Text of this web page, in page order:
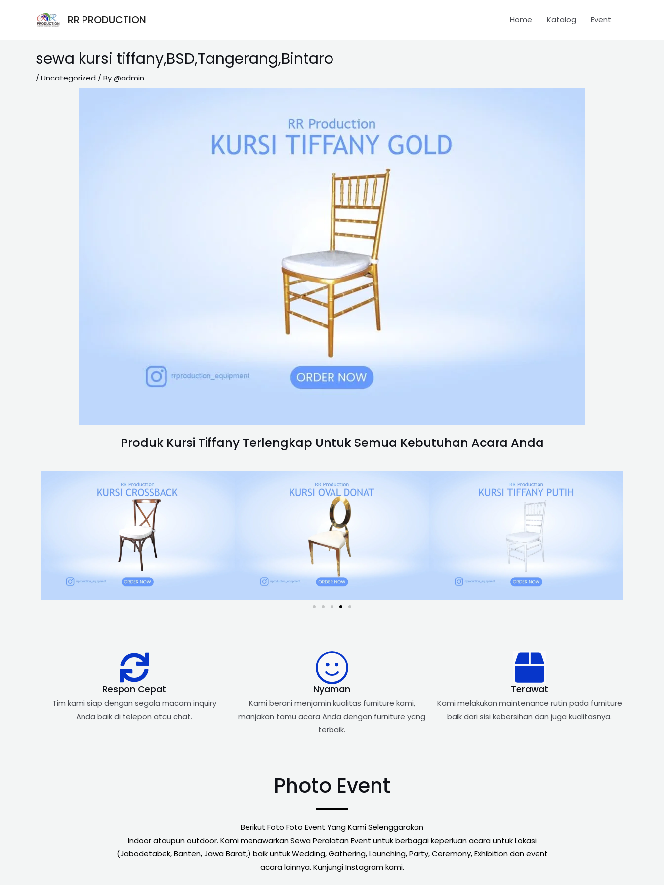
RR PRODUCTION Home Katalog Event
sewa kursi tiffany,BSD,Tangerang,Bintaro
/ Uncategorized / By@admin
Produk Kursi Tiffany Terlengkap Untuk Semua Kebutuhan Acara Anda
Respon Cepat​
Tim kami siap dengan segala macam inquiry
Anda baik di telepon atau chat.
Nyaman
Kami berani menjamin kualitas furniture kami,
manjakan tamu acara Anda dengan furniture yang
terbaik.
Terawat
Kami melakukan maintenance rutin pada furniture
baik dari sisi kebersihan dan juga kualitasnya.
Photo Event
Berikut Foto Foto Event Yang Kami Selenggarakan
Indoor ataupun outdoor. Kami menawarkan Sewa Peralatan Event untuk berbagai keperluan acara untuk Lokasi
(Jabodetabek, Banten, Jawa Barat,) baik untuk Wedding, Gathering, Launching, Party, Ceremony, Exhibition dan event
acara lainnya. Kunjungi Instagram kami.
navigation